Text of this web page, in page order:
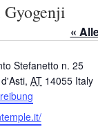
Gyogenji
«
Stefanetto n. 25
, AT 14055 Italy